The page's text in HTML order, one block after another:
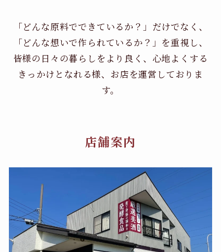
「どんな原料でできているか？」だけでなく、
「どんな想いで作られているか？」を重視し、
皆様の日々の暮らしをより良く、心地よくする
きっかけとなれる様、お店を運営しておりま
す。
店舗案内